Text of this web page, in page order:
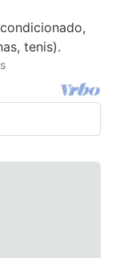
tenis).